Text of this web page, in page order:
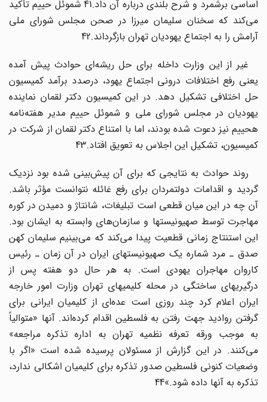
اساسی برشمرد و شرح بلندی درباره آن داد.41 شموئل حییم تأکید
می‌کند که سخنان سلیمان میرزا در صحن مجلس شورای ملی
آرامش را به اجتماع یهودیان تهران بازگرداند.42
غیر از این وزارت داخله برای حل ریشه‌ای حوادث پیش آمده
یعنی رفع اختلافات درونی اجتماع یهود، درصدد برآمد کمیسیون
حل اختلافی تشکیل دهد. در این کمیسیون دکتر لقمان نماینده
یهودیان در مجلس شورای ملی و شموئل حییم مدیر هفته‌نامه
هحییم نیز دعوت شده بودند، اما با امتناع دکتر لقمان از شرکت در
کمیسیون، تشکیل این اجلاس به تعویق ‌افتاد.43
روند حوادث به نتایجی که برای آن پیش‌بینی شده بود نزدیک
گردید و اقدامات دولتمردان برای رفع غائله نتوانست مؤثر باشد.
آن چه در این میان قطعی است تبلیغات، شانتاژ و دمیدن در کوره
مهاجرت توسط صهیونیستها و سازمان‌های وابسته به ایشان بود.
این استنتاج زمانی قطعیت پیدا می‌کند که می‌بینیم سلیمان کهن
صدق ـ مرد شماره یک صهیونیستهای ایران در آن زمان ـ رئیس
کاروان مهاجران یهودی است. به هر حال دو هفته پس از
درگیریهای ساختگی در محله کلیمیهای تهران وزارت امور خارجه
ایران اعلام کرد چند روزی است عده‌ای از کلیمیان ایرانی برای
گرفتن روادید جهت رفتن به فلسطین اقدام کرده‌اند. آنها «متوالیاً
به موجب ورقه تعرفه نظمیه تهران به اداره تذکره مراجعه»
می‌کنند. در این گزارش از مسئولان پرسیده شده است «اگر با
وضعیات کنونی فلسطین صدور تذکره برای کلیمیان اشکالی ندارد،
تذکره به آنها داده شود.»44